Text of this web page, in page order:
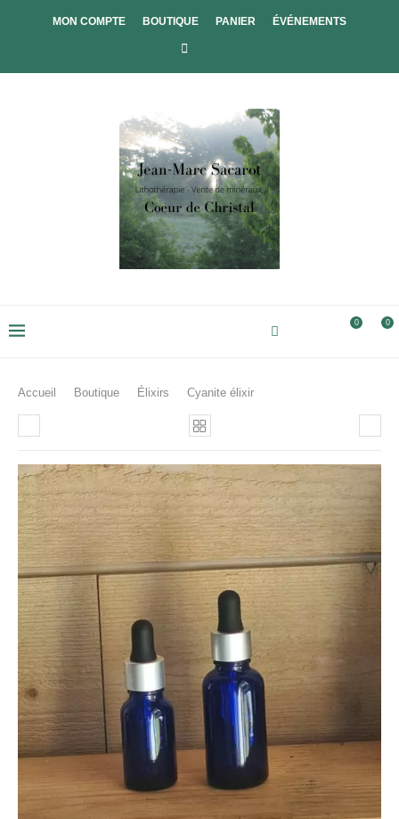
MON COMPTE BOUTIQUE PANIER ÉVÉNEMENTS
0 0
Accueil Boutique Élixirs Cyanite élixir